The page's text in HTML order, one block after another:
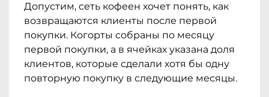
Допустим, сеть кофеен хочет понять, как
возвращаются клиенты после первой
покупки. Когорты собраны по месяцу
первой покупки, а в ячейках указана доля
клиентов, которые сделали хотя бы одну
повторную покупку в следующие месяцы.